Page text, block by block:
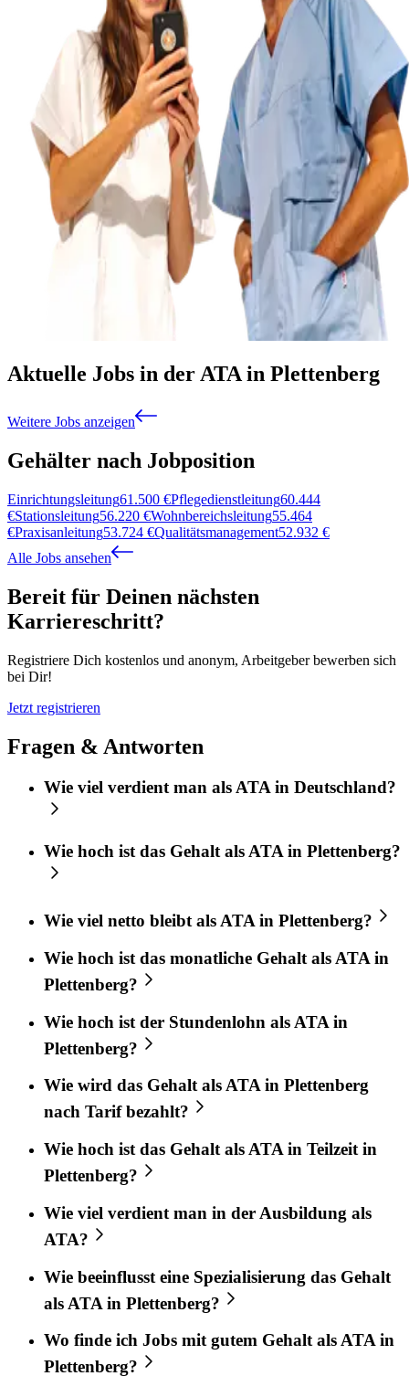
Aktuelle Jobs in der ATA in Plettenberg
Weitere Jobs anzeigen
Gehälter nach Jobposition
Einrichtungsleitung61.500 €Pflegedienstleitung60.444
€Stationsleitung56.220 €Wohnbereichsleitung55.464
€Praxisanleitung53.724 €Qualitätsmanagement52.932 €
Alle Jobs ansehen
Bereit für Deinen nächsten
Karriereschritt?
Registriere Dich kostenlos und anonym, Arbeitgeber bewerben sich
bei Dir!
Jetzt registrieren
Fragen & Antworten
Wie viel verdient man als ATA in Deutschland?
Wie hoch ist das Gehalt als ATA in Plettenberg?
Wie viel netto bleibt als ATA in Plettenberg?
Wie hoch ist das monatliche Gehalt als ATA in
Plettenberg?
Wie hoch ist der Stundenlohn als ATA in
Plettenberg?
Wie wird das Gehalt als ATA in Plettenberg
nach Tarif bezahlt?
Wie hoch ist das Gehalt als ATA in Teilzeit in
Plettenberg?
Wie viel verdient man in der Ausbildung als
ATA?
Wie beeinflusst eine Spezialisierung das Gehalt
als ATA in Plettenberg?
Wo finde ich Jobs mit gutem Gehalt als ATA in
Plettenberg?